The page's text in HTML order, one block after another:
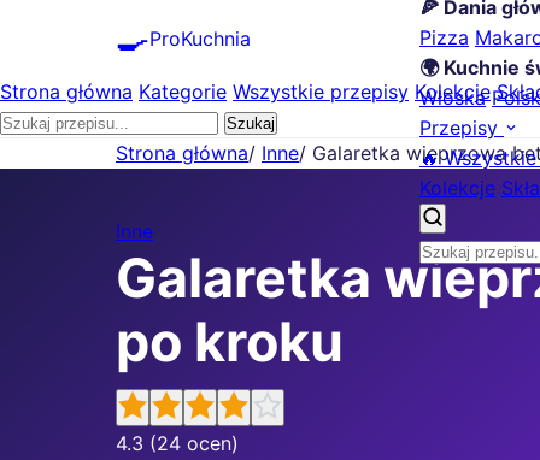
🍳ProKuchnia
🍕 Dania
Pizza
🌍 Kuchnie
Włoska
Przepisy
🔥
Kolekcje
Strona główna Kategorie Wszystkie przepisy Kolekcje
Szukaj
Strona główna/ Inne/ Galaretka wieprzowa
Inne
Galaretka
po kroku
4.3 (24 ocen)